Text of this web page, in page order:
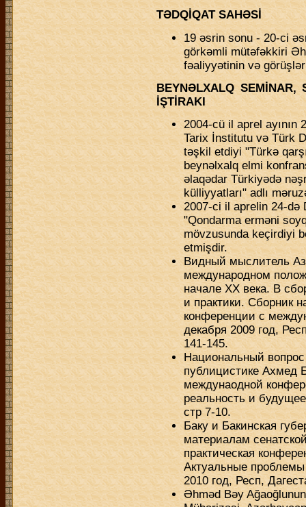
TƏDQİQAT SAHƏSİ
19 əsrin sonu - 20-ci
görkəmli mütəfəkkiri
fəaliyyətinin və
BEYNƏLXALQ SEMİNAR,
İŞTİRAKI
2004-cü il aprel ayının
Tarix İnstitutu və Türk
təşkil etdiyi "Türkə
beynəlxalq elmi
əlaqədar Türkiyədə
külliyyatları" adlı
2007-ci il aprelin 24-də
"Qondarma erməni
mövzusunda keçirdiyi
etmişdir.
Видный мыслитель
международном
начале XX века. В
и практики. Сборник
конференции с
декабря 2009 год,
141-145.
Национальный
публицистике Ахмед
междунаодной
реальность и
стр 7-10.
Баку и Бакинская
материалам
практическая
Актуальные
2010 год, Респ,
Əhməd Bəy